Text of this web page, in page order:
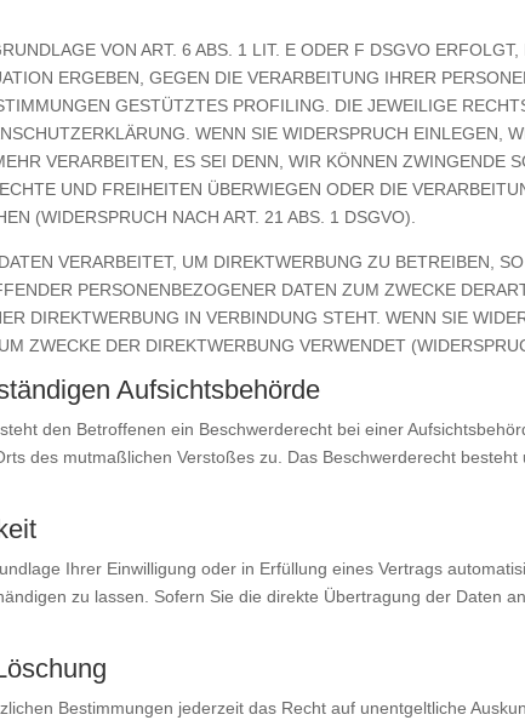
VON ART. 6 ABS. 1 LIT. E ODER F DSGVO
ERGEBEN, GEGEN DIE VERARBEITUNG IHRER
GESTÜTZTES PROFILING. DIE JEWEILIGE
WENN SIE WIDERSPRUCH EINLEGEN,
VERARBEITEN, ES SEI DENN, WIR KÖNNEN ZWINGENDE
UND FREIHEITEN ÜBERWIEGEN ODER DIE
(WIDERSPRUCH NACH ART. 21 ABS. 1 DSGVO).
VERARBEITET, UM DIREKTWERBUNG ZU BETREIBEN,
PERSONENBEZOGENER DATEN ZUM ZWECKE
DIREKTWERBUNG IN VERBINDUNG STEHT. WENN SIE
ZWECKE DER DIREKTWERBUNG VERWENDET
Aufsichts­behörde
den Betroffenen ein Beschwerderecht bei einer
des mutmaßlichen Verstoßes zu. Das Beschwerderecht
Ihrer Einwilligung oder in Erfüllung eines Vertrags
zu lassen. Sofern Sie die direkte Übertragung der Daten
Bestimmungen jederzeit das Recht auf unentgeltliche